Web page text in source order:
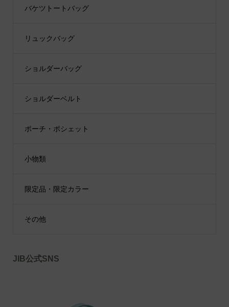
バケツトートバッグ
リュックバッグ
ショルダーバッグ
ショルダーベルト
ポーチ・ポシェット
小物類
限定品・限定カラー
その他
JIB公式SNS